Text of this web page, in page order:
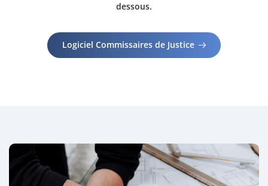
dessous.
Logiciel Commissaires de Justice